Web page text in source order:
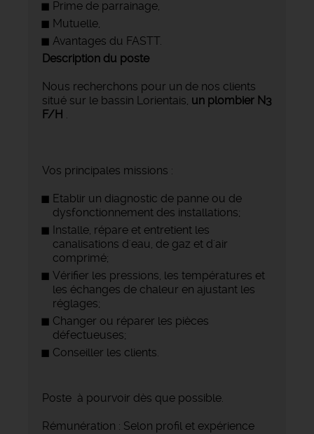
Prime de parrainage,
Mutuelle,
Avantages du FASTT.
Description du poste
Nous recherchons pour un de nos clients
situé sur le bassin Lorientais, un plombier N3
F/H .
Vos principales missions :
Etablir un diagnostic de panne ou de
dysfonctionnement des installations;
Installe, répare et entretient les
canalisations d'eau, de gaz et d'air
comprimé;
Vérifier les pressions, les températures et
les échanges de chaleur en ajustant les
réglages;
Changer ou réparer les pièces
défectueuses;
Conseiller les clients.
Poste à pourvoir dès que possible.
Rémunération : Selon profil et expérience